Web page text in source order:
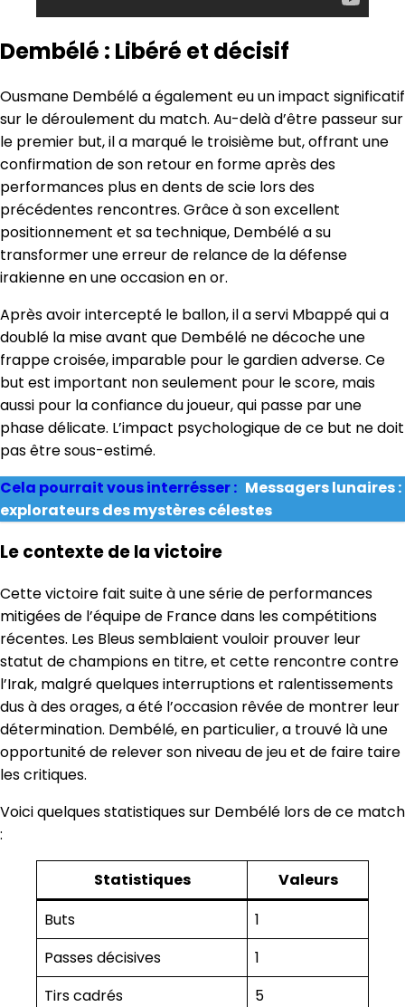
Dembélé : Libéré et décisif
Ousmane Dembélé a également eu un impact significatif
sur le déroulement du match. Au-delà d’être passeur sur
le premier but, il a marqué le troisième but, offrant une
confirmation de son retour en forme après des
performances plus en dents de scie lors des
précédentes rencontres. Grâce à son excellent
positionnement et sa technique, Dembélé a su
transformer une erreur de relance de la défense
irakienne en une occasion en or.
Après avoir intercepté le ballon, il a servi Mbappé qui a
doublé la mise avant que Dembélé ne décoche une
frappe croisée, imparable pour le gardien adverse. Ce
but est important non seulement pour le score, mais
aussi pour la confiance du joueur, qui passe par une
phase délicate. L’impact psychologique de ce but ne doit
pas être sous-estimé.
Cela pourrait vous interrésser : Messagers lunaires :
explorateurs des mystères célestes
Le contexte de la victoire
Cette victoire fait suite à une série de performances
mitigées de l’équipe de France dans les compétitions
récentes. Les Bleus semblaient vouloir prouver leur
statut de champions en titre, et cette rencontre contre
l’Irak, malgré quelques interruptions et ralentissements
dus à des orages, a été l’occasion rêvée de montrer leur
détermination. Dembélé, en particulier, a trouvé là une
opportunité de relever son niveau de jeu et de faire taire
les critiques.
Voici quelques statistiques sur Dembélé lors de ce match
:
Statistiques
Valeurs
Buts
1
Passes décisives
1
Tirs cadrés
5